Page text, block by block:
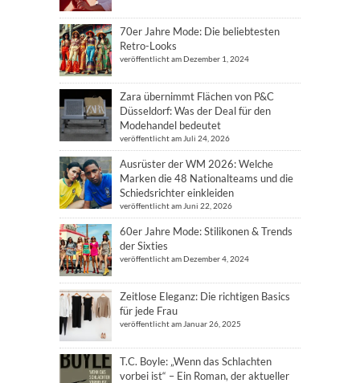
70er Jahre Mode: Die beliebtesten
Retro-Looks
veröffentlicht am Dezember 1, 2024
Zara übernimmt Flächen von P&C
Düsseldorf: Was der Deal für den
Modehandel bedeutet
veröffentlicht am Juli 24, 2026
Ausrüster der WM 2026: Welche
Marken die 48 Nationalteams und die
Schiedsrichter einkleiden
veröffentlicht am Juni 22, 2026
60er Jahre Mode: Stilikonen & Trends
der Sixties
veröffentlicht am Dezember 4, 2024
Zeitlose Eleganz: Die richtigen Basics
für jede Frau
veröffentlicht am Januar 26, 2025
T.C. Boyle: „Wenn das Schlachten
vorbei ist“ – Ein Roman, der aktueller